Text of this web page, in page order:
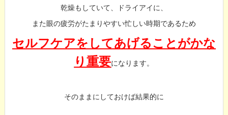
乾燥もしていて、ドライアイに、
また眼の疲労がたまりやすい忙しい時期であるため
セルフケアをしてあげることがかな
り重要になります。
そのままにしておけば結果的に